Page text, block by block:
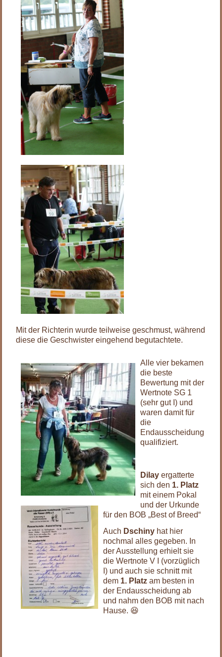
Mit der Richterin wurde teilweise geschmust, während
diese die Geschwister eingehend begutachtete.
Alle vier bekamen
die beste
Bewertung mit der
Wertnote SG 1
(sehr gut I) und
waren damit für
die
Endausscheidung
qualifiziert.
Dilay ergatterte
sich den 1. Platz
mit einem Pokal
und der Urkunde
für den BOB „Best of Breed“
Auch Dschiny hat hier
nochmal alles gegeben. In
der Ausstellung erhielt sie
die Wertnote V I (vorzüglich
I) und auch sie schnitt mit
dem 1. Platz am besten in
der Endausscheidung ab
und nahm den BOB mit nach
Hause. 😆